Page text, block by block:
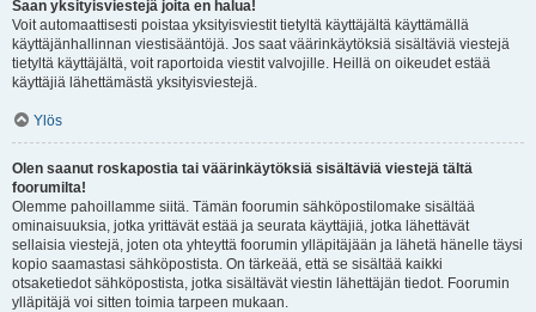
Saan yksityisviestejä joita en halua!
Voit automaattisesti poistaa yksityisviestit tietyltä käyttäjältä käyttämällä
käyttäjänhallinnan viestisääntöjä. Jos saat väärinkäytöksiä sisältäviä viestejä
tietyltä käyttäjältä, voit raportoida viestit valvojille. Heillä on oikeudet estää
käyttäjiä lähettämästä yksityisviestejä.
Ylös
Olen saanut roskapostia tai väärinkäytöksiä sisältäviä viestejä tältä
foorumilta!
Olemme pahoillamme siitä. Tämän foorumin sähköpostilomake sisältää
ominaisuuksia, jotka yrittävät estää ja seurata käyttäjiä, jotka lähettävät
sellaisia viestejä, joten ota yhteyttä foorumin ylläpitäjään ja lähetä hänelle täysi
kopio saamastasi sähköpostista. On tärkeää, että se sisältää kaikki
otsaketiedot sähköpostista, jotka sisältävät viestin lähettäjän tiedot. Foorumin
ylläpitäjä voi sitten toimia tarpeen mukaan.